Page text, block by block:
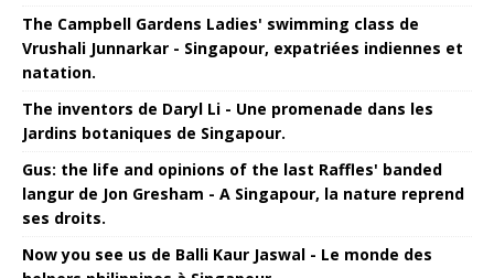
The Campbell Gardens Ladies' swimming class de
Vrushali Junnarkar - Singapour, expatriées indiennes et
natation.
The inventors de Daryl Li - Une promenade dans les
Jardins botaniques de Singapour.
Gus: the life and opinions of the last Raffles' banded
langur de Jon Gresham - A Singapour, la nature reprend
ses droits.
Now you see us de Balli Kaur Jaswal - Le monde des